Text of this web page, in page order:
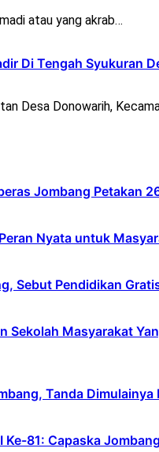
atau yang akrab…
Di Tengah Syukuran
Desa Donowarih,
Jombang Petakan
Nyata untuk
Sebut Pendidikan
Sekolah Masyarakat
Tanda
81: Capaska